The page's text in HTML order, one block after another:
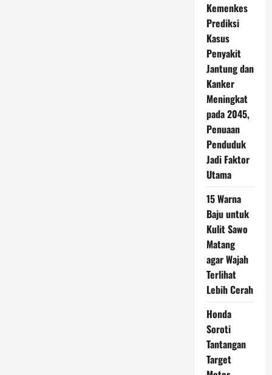
Kemenkes
Prediksi
Kasus
Penyakit
Jantung dan
Kanker
Meningkat
pada 2045,
Penuaan
Penduduk
Jadi Faktor
Utama
15 Warna
Baju untuk
Kulit Sawo
Matang
agar Wajah
Terlihat
Lebih Cerah
Honda
Soroti
Tantangan
Target